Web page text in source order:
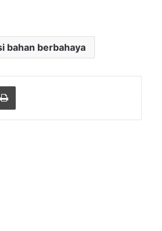
bahan berbahaya
Print